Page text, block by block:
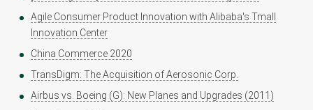
Agile Consumer Product Innovation with Alibaba's Tmall
Innovation Center
China Commerce 2020
TransDigm: The Acquisition of Aerosonic Corp.
Airbus vs. Boeing (G): New Planes and Upgrades (2011)